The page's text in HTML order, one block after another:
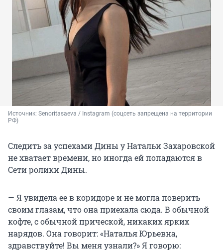
Источник: Senoritasaeva / Instagram (соцсеть запрещена на территории
РФ)
Следить за успехами Дины у Натальи Захаровской
не хватает времени, но иногда ей попадаются в
Сети ролики Дины.
— Я увидела ее в коридоре и не могла поверить
своим глазам, что она приехала сюда. В обычной
кофте, с обычной прической, никаких ярких
нарядов. Она говорит: «Наталья Юрьевна,
здравствуйте! Вы меня узнали?» Я говорю: